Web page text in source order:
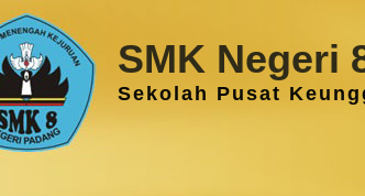
SMK Negeri
Sekolah Pusat